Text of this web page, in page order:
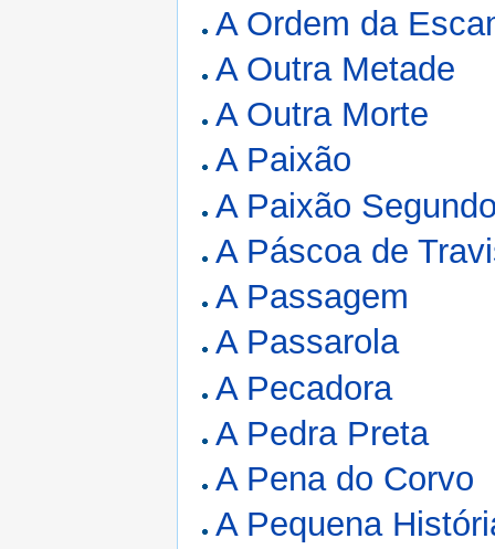
A Ordem da
A Outra Metade
A Outra Morte
A Paixão
A Paixão
A Páscoa de
A Passagem
A Passarola
A Pecadora
A Pedra Preta
A Pena do Corvo
A Pequena